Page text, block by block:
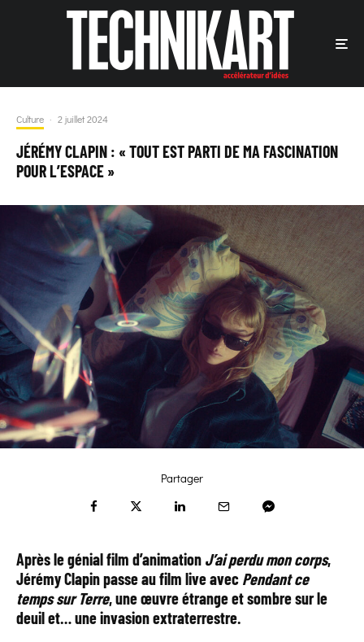
Culture · 2 juillet 2024
JÉRÉMY CLAPIN : « TOUT EST PARTI DE MA FASCINATION
POUR L’ESPACE »
Partager
Après le génial film d’animation J’ai perdu mon corps,
Jérémy Clapin passe au film live avec Pendant ce
temps sur Terre, une œuvre étrange et sombre sur le
deuil et… une invasion extraterrestre.